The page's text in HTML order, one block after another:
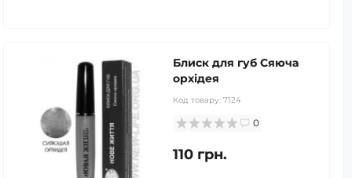
Блиск для губ Сяюча
орхідея
Код товару: 7124
0
110 грн.